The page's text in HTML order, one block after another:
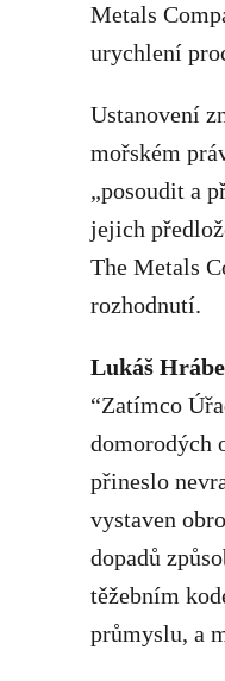
Metals
urychlení
Ustanovení
mořském
„posoudit a
jejich
The Metals
rozhodnutí.
Lukáš
“Zatímco
domorodých
přineslo
vystaven
dopadů
těžebním
průmyslu, a